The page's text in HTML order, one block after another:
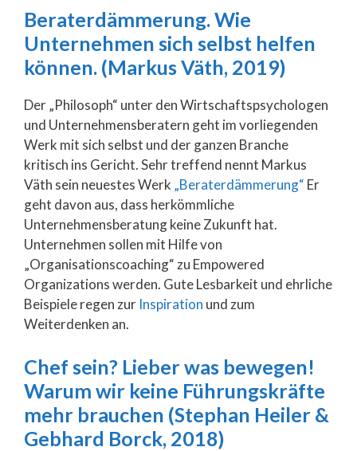
Beraterdämmerung. Wie
Unternehmen sich selbst helfen
können. (Markus Väth, 2019)
Der „Philosoph“ unter den Wirtschaftspsychologen
und Unternehmensberatern geht im vorliegenden
Werk mit sich selbst und der ganzen Branche
kritisch ins Gericht. Sehr treffend nennt Markus
Väth sein neuestes Werk „Beraterdämmerung“ Er
geht davon aus, dass herkömmliche
Unternehmensberatung keine Zukunft hat.
Unternehmen sollen mit Hilfe von
„Organisationscoaching“ zu Empowered
Organizations werden. Gute Lesbarkeit und ehrliche
Beispiele regen zur Inspiration und zum
Weiterdenken an.
Chef sein? Lieber was bewegen!
Warum wir keine Führungskräfte
mehr brauchen (Stephan Heiler &
Gebhard Borck, 2018)